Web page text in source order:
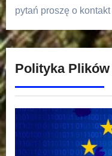
pytań proszę o
Polityka